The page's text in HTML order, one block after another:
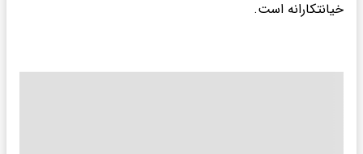
خیانتکارانه است.